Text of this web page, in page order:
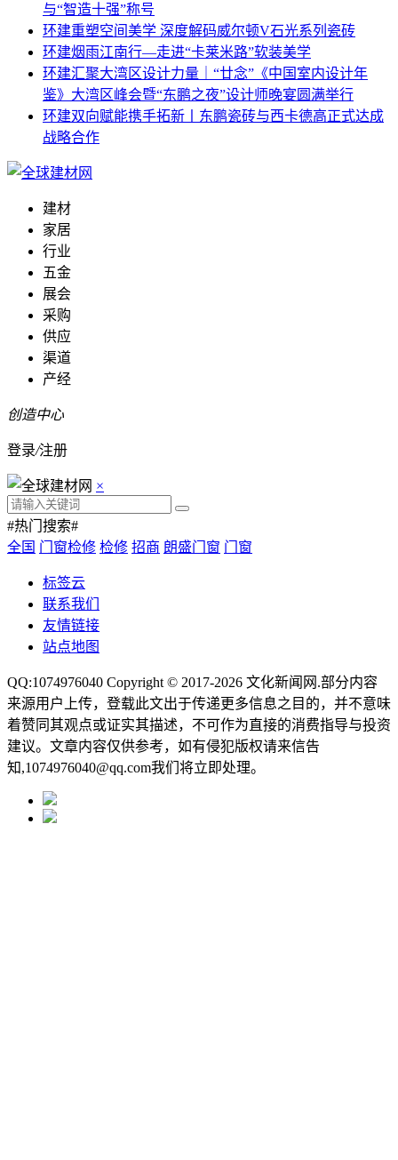
与“智造十强”称号
环建重塑空间美学 深度解码威尔顿V石光系列瓷砖
环建烟雨江南行—走进“卡莱米路”软装美学
环建汇聚大湾区设计力量｜“廿念”《中国室内设计年
鉴》大湾区峰会暨“东鹏之夜”设计师晚宴圆满举行
环建双向赋能携手拓新丨东鹏瓷砖与西卡德高正式达成
战略合作
建材
家居
行业
五金
展会
采购
供应
渠道
产经
创造中心
登录/注册
×
#热门搜索#
全国 门窗检修 检修 招商 朗盛门窗 门窗
标签云
联系我们
友情链接
站点地图
QQ:1074976040 Copyright © 2017-2026 文化新闻网 .部分内容
来源用户上传，登载此文出于传递更多信息之目的，并不意味
着赞同其观点或证实其描述，不可作为直接的消费指导与投资
建议。文章内容仅供参考，如有侵犯版权请来信告
知,1074976040@qq.com我们将立即处理。